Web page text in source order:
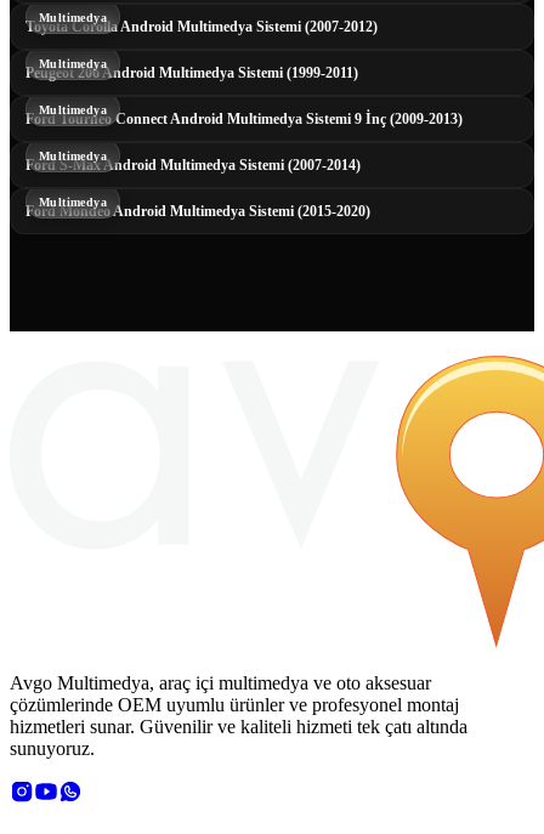
Toyota Corolla Android Multimedya Sistemi (2007-2012)
Multimedya
Peugeot 206 Android Multimedya Sistemi (1999-2011)
Multimedya
Ford Tourneo Connect Android Multimedya Sistemi 9 İnç (2009-2013)
Multimedya
Ford S-Max Android Multimedya Sistemi (2007-2014)
Multimedya
Ford Mondeo Android Multimedya Sistemi (2015-2020)
Multimedya
Avgo Multimedya, araç içi multimedya ve oto aksesuar
çözümlerinde OEM uyumlu ürünler ve profesyonel montaj
hizmetleri sunar. Güvenilir ve kaliteli hizmeti tek çatı altında
sunuyoruz.